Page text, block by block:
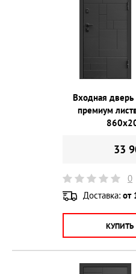
Входная дверь
премиум
33
0
Доставка: от
КУПИТЬ